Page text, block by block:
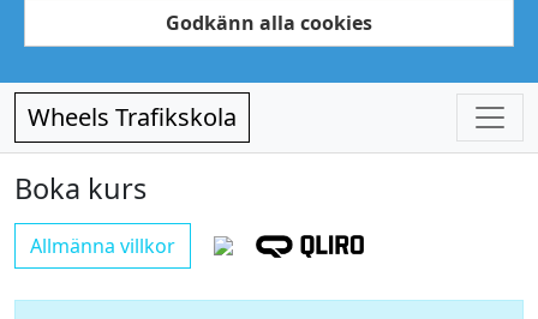
Godkänn alla cookies
Wheels Trafikskola
Boka kurs
Allmänna villkor